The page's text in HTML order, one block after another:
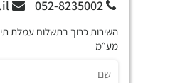
השירות כרוך בתשלום עמלת
מע״מ